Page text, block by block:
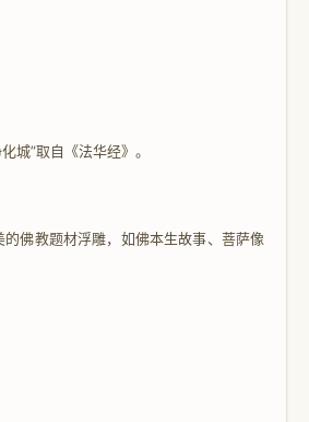
城”取自《法华经》。
佛教题材浮雕，如佛本生故事、菩萨像